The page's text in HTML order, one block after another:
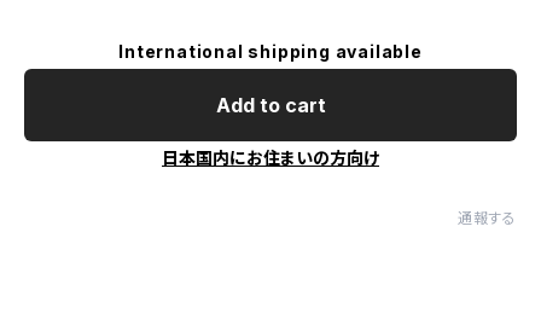
International shipping available
Add to cart
日本国内にお住まいの方向け
通報する